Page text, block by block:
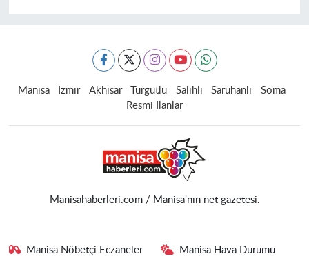
Manisa İzmir Akhisar Turgutlu Salihli Saruhanlı
Soma
Resmi İlanlar
Manisahaberleri.com / Manisa'nın net gazetesi.
Manisa Nöbetçi Eczaneler Manisa Hava Durumu